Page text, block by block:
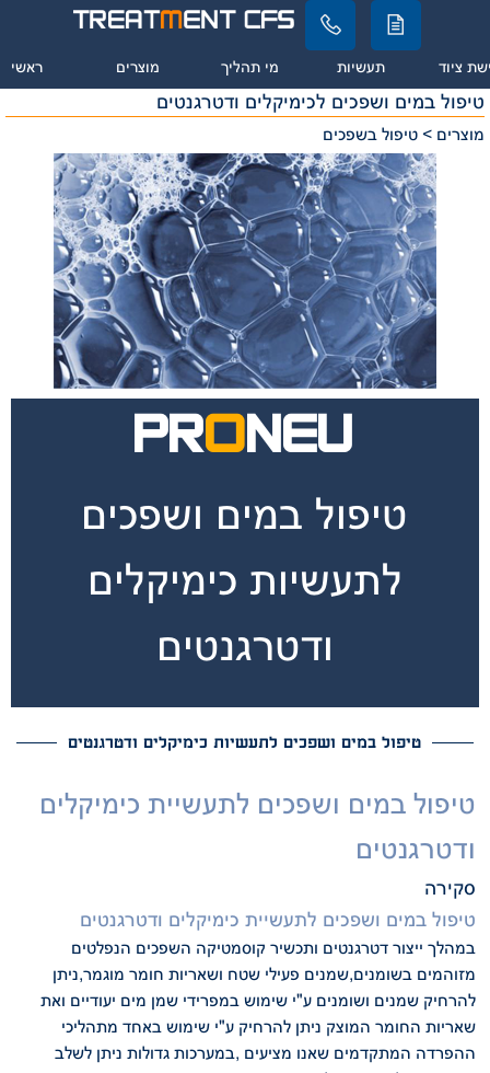
ראשי מוצרים מי תהליך תעשיות ציוד
טיפול במים ושפכים לכימיקלים ודטרגנטים
מוצרים > טיפול בשפכים
PRONEU
טיפול במים ושפכים
לתעשיות כימיקלים
ודטרגנטים
טיפול במים ושפכים לתעשיות כימיקלים ודטרגנטים
טיפול במים ושפכים לתעשיית כימיקלים
ודטרגנטים
סקירה
טיפול במים ושפכים לתעשיית כימיקלים ודטרגנטים
במהלך ייצור דטרגנטים ותכשיר קוסמטיקה השפכים הנפלטים
מזוהמים בשומנים,שמנים פעילי שטח ושאריות חומר מוגמר,ניתן
להרחיק שמנים ושומנים ע"י שימוש במפרידי שמן מים יעודיים ואת
שאריות החומר המוצק ניתן להרחיק ע"י שימוש באחד מתהליכי
ההפרדה המתקדמים שאנו מציעים ,במערכות גדולות ניתן לשלב